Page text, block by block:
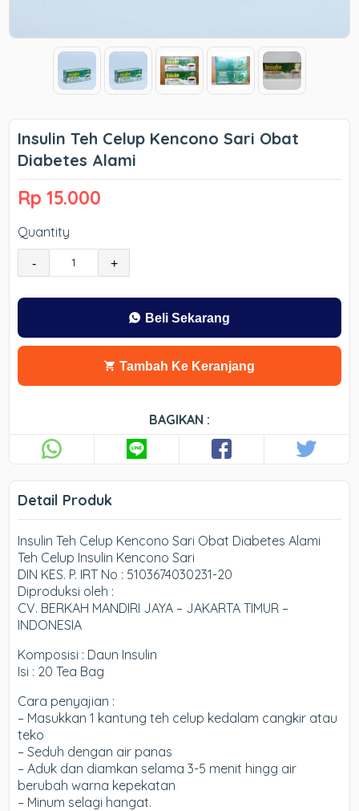
Insulin Teh Celup Kencono Sari Obat
Diabetes Alami
Rp 15.000
Quantity
- +
Beli Sekarang
Tambah Ke Keranjang
BAGIKAN :
Detail Produk
Insulin Teh Celup Kencono Sari Obat Diabetes Alami
Teh Celup Insulin Kencono Sari
DIN KES. P. IRT No : 5103674030231-20
Diproduksi oleh :
CV. BERKAH MANDIRI JAYA – JAKARTA TIMUR –
INDONESIA
Komposisi : Daun Insulin
Isi : 20 Tea Bag
Cara penyajian :
– Masukkan 1 kantung teh celup kedalam cangkir atau
teko
– Seduh dengan air panas
– Aduk dan diamkan selama 3-5 menit hingg air
berubah warna kepekatan
– Minum selagi hangat.